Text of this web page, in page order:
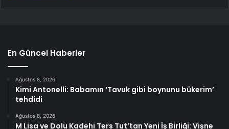
En Güncel Haberler
Ağustos 8, 2026
Kimi Antonelli: Babamın ‘Tavuk gibi boynunu bükerim’
tehdidi
Ağustos 8, 2026
M Lisa ve Dolu Kadehi Ters Tut’tan Yeni İş Birliği: Vişne